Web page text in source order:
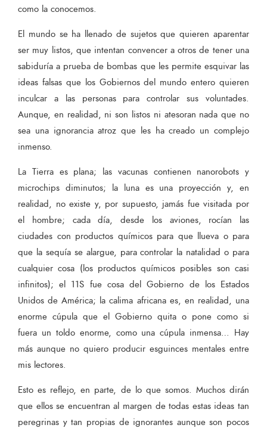
como la conocemos.
El mundo se ha llenado de sujetos que quieren aparentar
ser muy listos, que intentan convencer a otros de tener una
sabiduría a prueba de bombas que les permite esquivar las
ideas falsas que los Gobiernos del mundo entero quieren
inculcar a las personas para controlar sus voluntades.
Aunque, en realidad, ni son listos ni atesoran nada que no
sea una ignorancia atroz que les ha creado un complejo
inmenso.
La Tierra es plana; las vacunas contienen nanorobots y
microchips diminutos; la luna es una proyección y, en
realidad, no existe y, por supuesto, jamás fue visitada por
el hombre; cada día, desde los aviones, rocían las
ciudades con productos químicos para que llueva o para
que la sequía se alargue, para controlar la natalidad o para
cualquier cosa (los productos químicos posibles son casi
infinitos); el 11S fue cosa del Gobierno de los Estados
Unidos de América; la calima africana es, en realidad, una
enorme cúpula que el Gobierno quita o pone como si
fuera un toldo enorme, como una cúpula inmensa… Hay
más aunque no quiero producir esguinces mentales entre
mis lectores.
Esto es reflejo, en parte, de lo que somos. Muchos dirán
que ellos se encuentran al margen de todas estas ideas tan
peregrinas y tan propias de ignorantes aunque son pocos